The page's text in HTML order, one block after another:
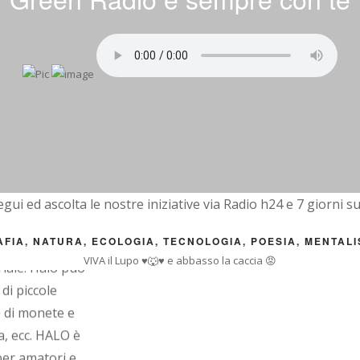
ed ascolta le nostre iniziative via Radio h24 e 7 giorni
NATURA, ECOLOGIA, TECNOLOGIA, POESIA,
VIVA il Lupo ♥️🐺♥️ e abbasso la caccia 😡
con
scansioni 3D
Halo puo'
piccole
monete e
ecc. HALO è